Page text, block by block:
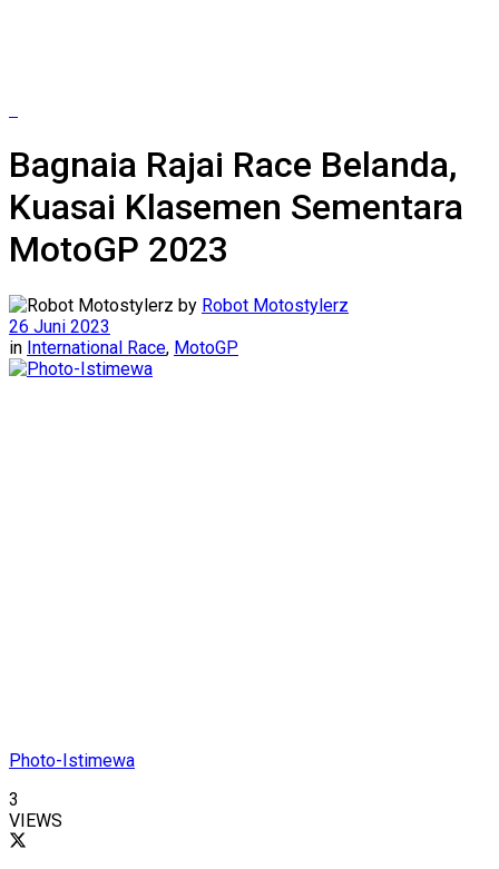
Bagnaia Rajai Race Belanda,
Kuasai Klasemen Sementara
MotoGP 2023
by Robot Motostylerz
26 Juni 2023
in International Race, MotoGP
Photo-Istimewa
3
VIEWS